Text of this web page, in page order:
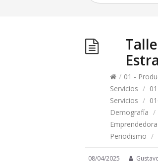
/ 01 -
Servicios /
Servicios /
Demografía /
Emprendedora
Periodismo /
08/04/2025